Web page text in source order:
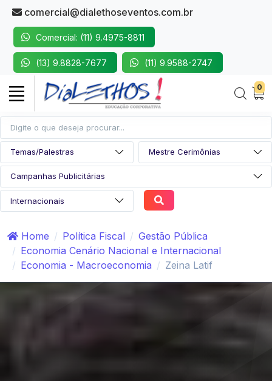
comercial@dialethoseventos.com.br
Comercial: (11) 9.4975-8811
(13) 9.8828-7677 (11) 9.9588-2747
0
Home Política Fiscal
Gestão Pública
Economia Cenário Nacional e Internacional
Economia - Macroeconomia
Zeina Latif